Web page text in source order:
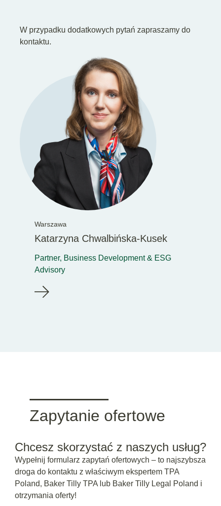
W przypadku dodatkowych pytań zapraszamy do
kontaktu.
Warszawa
Katarzyna Chwalbińska-Kusek
Partner, Business Development & ESG
Advisory
Zapytanie ofertowe
Chcesz skorzystać z naszych usług?
Wypełnij formularz zapytań ofertowych – to najszybsza
droga do kontaktu z właściwym ekspertem TPA
Poland, Baker Tilly TPA lub Baker Tilly Legal Poland i
otrzymania oferty!